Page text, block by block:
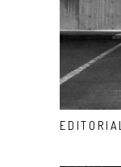
EDITORIAL